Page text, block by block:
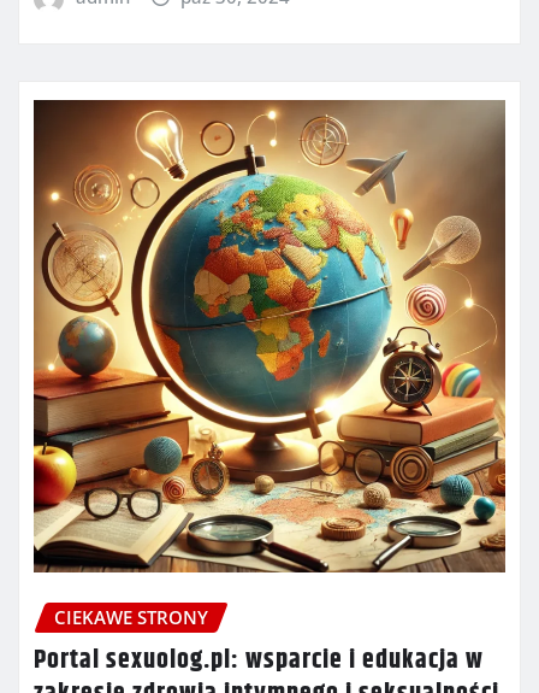
CIEKAWE STRONY
Portal sexuolog.pl: wsparcie i edukacja w